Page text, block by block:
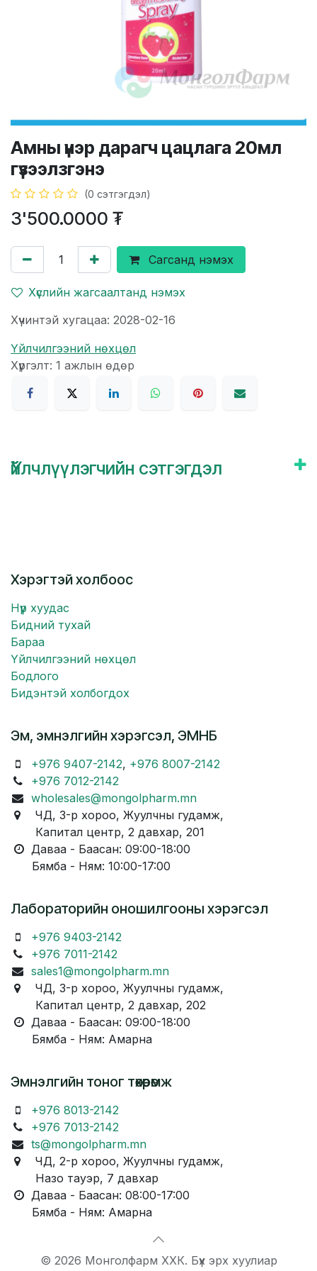
Амны үнэр дарагч цацлага 20мл
гүзээлзгэнэ
(0 сэтгэгдэл)
3'500.0000 ₮
Сагсанд нэмэх
Хүслийн жагсаалтанд нэмэх
Хүчинтэй хугацаа: 2028-02-16
Үйлчилгээний нөхцөл
Хүргэлт: 1 ажлын өдөр
Үйлчлүүлэгчийн сэтгэгдэл
Хэрэгтэй холбоос
Нүүр хуудас
Бидний тухай
Бараа
Үйлчилгээний нөхцөл
Бодлого
Бидэнтэй холбогдох
Эм, эмнэлгийн хэрэгсэл, ЭМНБ
+976 9407-2142, +976 8007-2142
+976 7012-2142
wholesales@mongolpharm.mn
ЧД, 3-р хороо, Жуулчны гудамж,
Капитал центр, 2 давхар, 201
Даваа - Баасан: 09:00-18:00
Бямба - Ням: 10:00-17:00
Лабораторийн оношилгооны хэрэгсэл
+976 9403-2142
+976 7011-2142
sales1@mongolpharm.mn
ЧД, 3-р хороо, Жуулчны гудамж,
Капитал центр, 2 давхар, 202
Даваа - Баасан: 09:00-18:00
Бямба - Ням: Амарна
Эмнэлгийн тоног төхөөрөмж
+976 8013-2142
+976 7013-2142
ts@mongolpharm.mn
ЧД, 2-р хороо, Жуулчны гудамж,
Назо тауэр, 7 давхар
Даваа - Баасан: 08:00-17:00
Бямба - Ням: Амарна
© 2026 Монголфарм ХХК. Бүх эрх хуулиар